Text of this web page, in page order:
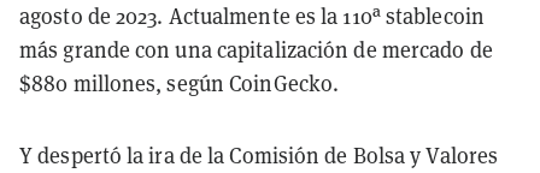
agosto de 2023. Actualmente es la 110ª stablecoin
más grande con una capitalización de mercado de
$880 millones, según CoinGecko.
Y despertó la ira de la Comisión de Bolsa y Valores